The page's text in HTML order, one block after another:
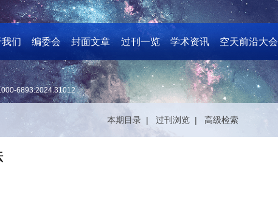
们 编委会 封面文章 过刊一览 学术资讯 空天前沿大会
6893.2024.31012
本期目录 | 过刊浏览 | 高级检索